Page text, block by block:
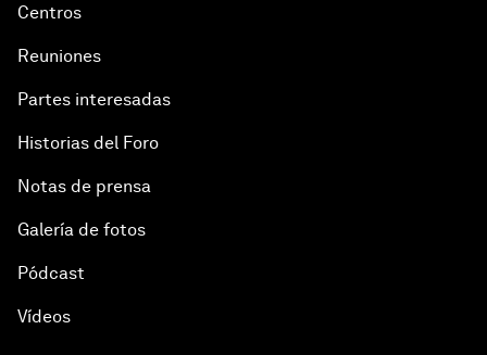
Centros
Reuniones
Partes interesadas
Historias del Foro
Notas de prensa
Galería de fotos
Pódcast
Vídeos